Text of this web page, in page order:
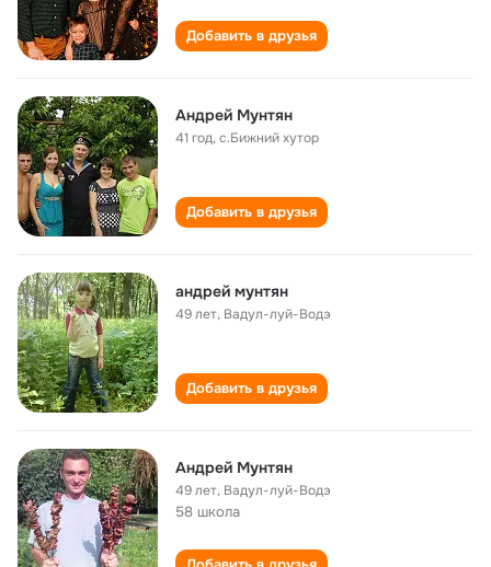
Добавить в друзья
Андрей Мунтян
41 год,с.Бижний хутор
Добавить в друзья
андрей мунтян
49 лет, Вадул-луй-Водэ
Добавить в друзья
Андрей Мунтян
49 лет, Вадул-луй-Водэ
58 школа